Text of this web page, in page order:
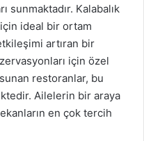
sunmaktadır. Kalabalık
ideal bir ortam
artıran bir
için özel
restoranlar, bu
Ailelerin bir araya
en çok tercih